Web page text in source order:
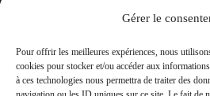
Gérer le
Pour offrir les meilleures expériences, nous
cookies pour stocker et/ou accéder aux
à ces technologies nous permettra de traiter des
Contact
Mentions légales, politique de
Politique de cookies (UE)